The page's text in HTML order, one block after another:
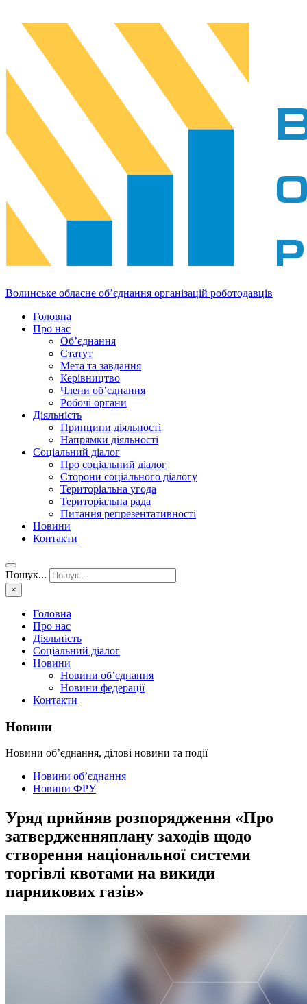
Волинське обласне об’єднання організацій роботодавців
Головна
Про нас
Об’єднання
Статут
Мета та завдання
Керівництво
Члени об’єднання
Робочі органи
Діяльність
Принципи діяльності
Напрямки діяльності
Соціальний діалог
Про соціальний діалог
Сторони соціального діалогу
Територіальна угода
Територіальна рада
Питання репрезентативності
Новини
Контакти
Пошук...
×
Головна
Про нас
Діяльність
Соціальний діалог
Новини
Новини об’єднання
Новини федерації
Контакти
Новини
Новини об’єднання, ділові новини та події
Новини об’єднання
Новини ФРУ
Уряд прийняв розпорядження «Про
затвердженняплану заходів щодо
створення національної системи
торгівлі квотами на викиди
парникових газів»